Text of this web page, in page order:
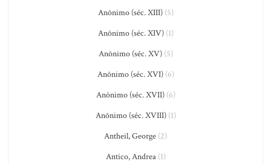
Anônimo (séc. XIII)(5)
Anônimo (séc. XIV)(1)
Anônimo (séc. XV)(5)
Anônimo (séc. XVI)(6)
Anônimo (séc. XVII)(6)
Anônimo (séc. XVIII)(1)
Antheil, George (2)
Antico, Andrea(1)